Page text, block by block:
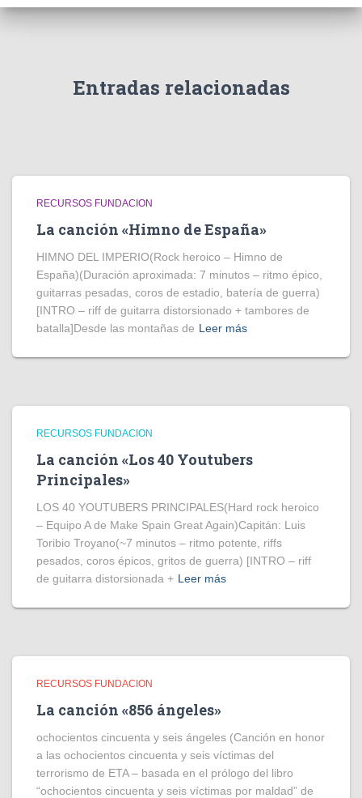
Entradas relacionadas
RECURSOS FUNDACION
La canción «Himno de España»
HIMNO DEL IMPERIO(Rock heroico – Himno de
España)(Duración aproximada: 7 minutos – ritmo épico,
guitarras pesadas, coros de estadio, batería de guerra)
[INTRO – riff de guitarra distorsionado + tambores de
batalla]Desde las montañas de Leer más
RECURSOS FUNDACION
La canción «Los 40 Youtubers
Principales»
LOS 40 YOUTUBERS PRINCIPALES(Hard rock heroico
– Equipo A de Make Spain Great Again)Capitán: Luis
Toribio Troyano(~7 minutos – ritmo potente, riffs
pesados, coros épicos, gritos de guerra) [INTRO – riff
de guitarra distorsionada + Leer más
RECURSOS FUNDACION
La canción «856 ángeles»
ochocientos cincuenta y seis ángeles (Canción en honor
a las ochocientos cincuenta y seis víctimas del
terrorismo de ETA – basada en el prólogo del libro
“ochocientos cincuenta y seis víctimas por maldad” de